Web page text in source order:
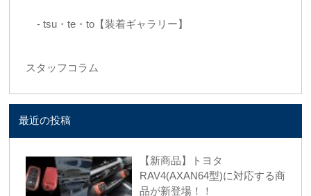
tsu・te・to【装着ギャラリー】
スタッフコラム
最近の投稿
【新商品】トヨタ
RAV4(AXAN64型)に対応する商
品が新登場！！